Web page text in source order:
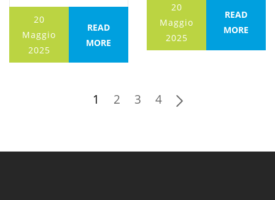
20
Maggio
2025
READ
MORE
20
Maggio
2025
READ
MORE
1 2 3 4